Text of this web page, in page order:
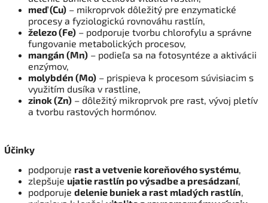
meď (Cu) – mikroprvok dôležitý pre enzymatické
procesy a fyziologickú rovnováhu rastlín,
železo (Fe) – podporuje tvorbu chlorofylu a správne
fungovanie metabolických procesov,
mangán (Mn) – podieľa sa na fotosyntéze a aktivácii
enzýmov,
molybdén (Mo) – prispieva k procesom súvisiacim s
využitím dusíka v rastline,
zinok (Zn) – dôležitý mikroprvok pre rast, vývoj pletív
a tvorbu rastových hormónov.
Účinky
podporuje rast a vetvenie koreňového systému,
zlepšuje ujatie rastlín po výsadbe a presádzaní,
podporuje delenie buniek a rast mladých rastlín,